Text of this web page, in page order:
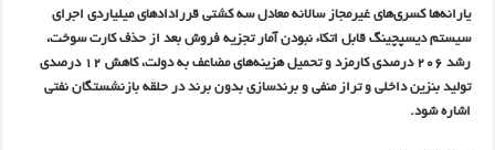
یارانه‌ها کسری‌های غیرمجاز سالانه معادل سه کشتی قررادادهای میلیاردی اجرای
سیستم دیسپچینگ قابل اتکاء نبودن آمار تجزیه فروش بعد از حذف کارت سوخت،
رشد 206 درصدی کارمزد و تحمیل هزینه‌های مضاعف به دولت، کاهش 12 درصدی
تولید بنزین داخلی و تراز منفی و برندسازی بدون برند در حلقه بازنشستگان نفتی
اشاره شود.